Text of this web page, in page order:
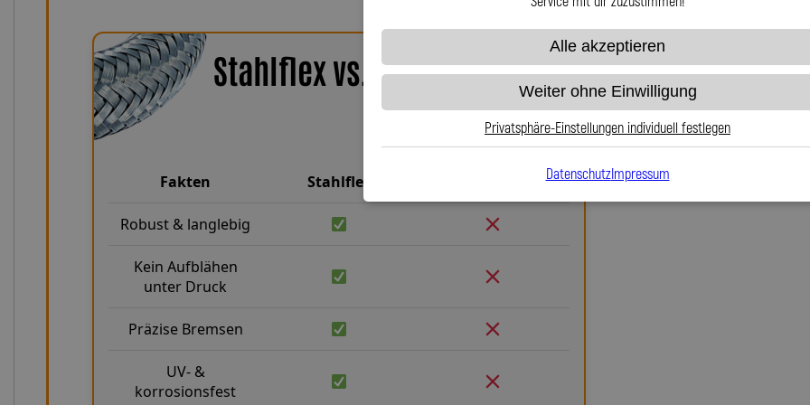
Stahlflex vs. Gummi
Fakten Stahlflex
Robust & langlebig
Kein Aufblähen
unter Druck
Präzise Bremsen
UV- &
korrosionsfest
Warum
Wenn es um Sicherheit,
Stahlflex-Bremsleitungen für
Gummileitungen bieten sie
Druckpunkt und keine
Teflon-Innenseele ist nicht
Edelstahlgeflecht die
Alle akzeptieren
Weiter ohne Einwilligung
Privatsphäre-Einstellungen individuell festlegen
DatenschutzImpressum